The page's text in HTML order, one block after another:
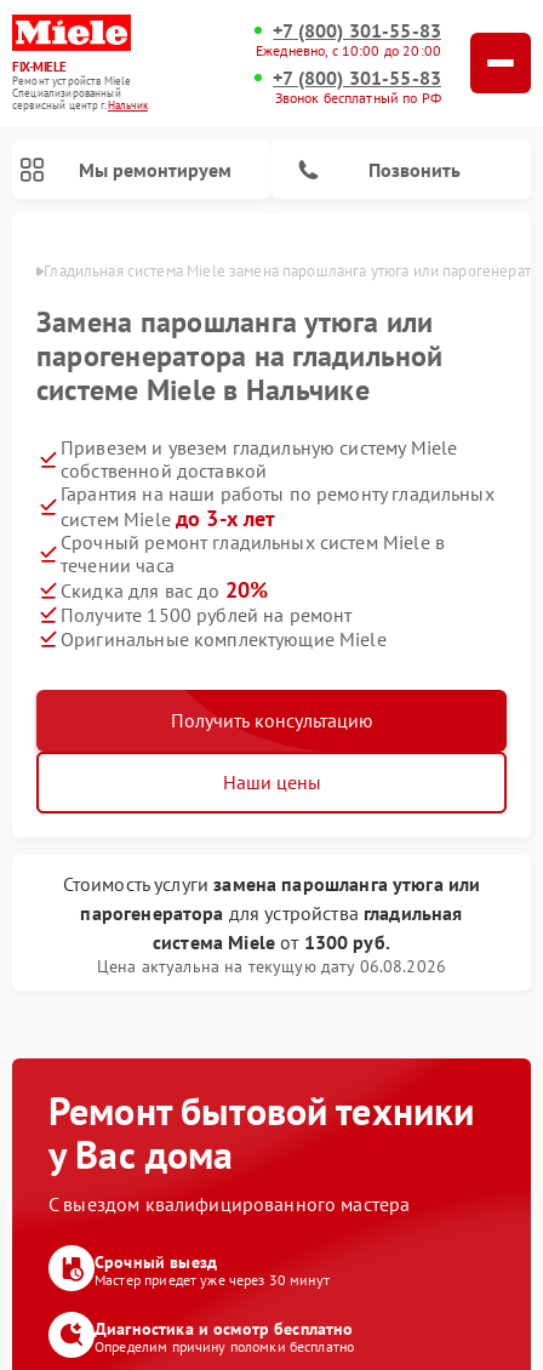
FIX-MIELE
Ремонт устройств Miele
Специализированный
cервисный центр г.Нальчик
+7 (800) 301-55-83
Ежедневно, с 10:00 до 20:00
+7 (800) 301-55-83
Звонок бесплатный по РФ
Мы ремонтируем Позвонить
Гладильная система Miele замена парошланга утюга или
Замена парошланга утюга или
парогенератора на гладильной
системе Miele в Нальчике
Привезем и увезем гладильную систему Miele
собственной доставкой
Гарантия на наши работы по ремонту гладильных
систем Miele до 3-х лет
Срочный ремонт гладильных систем Miele в
течении часа
Скидка для вас до 20%
Получите 1500 рублей на ремонт
Оригинальные комплектующие Miele
Получить консультацию
Наши цены
Стоимость услугизамена парошланга утюга или
парогенератора для устройства гладильная
система Mieleот 1300 руб.
Цена актуальна на текущую дату 06.08.2026
Ремонт бытовой техники
у Вас дома
С выездом квалифицированного мастера
Срочный выезд
Мастер приедет уже через 30 минут
Диагностика и осмотр бесплатно
Определим причину поломки бесплатно